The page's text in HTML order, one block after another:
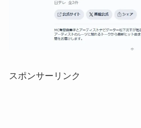
スポンサーリンク